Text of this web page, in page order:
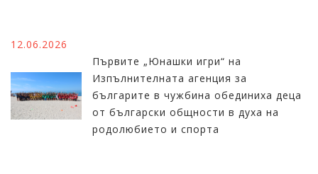
12.06.2026
Първите „Юнашки игри“ на
Изпълнителната агенция за
българите в чужбина обединиха деца
от български общности в духа на
родолюбието и спорта